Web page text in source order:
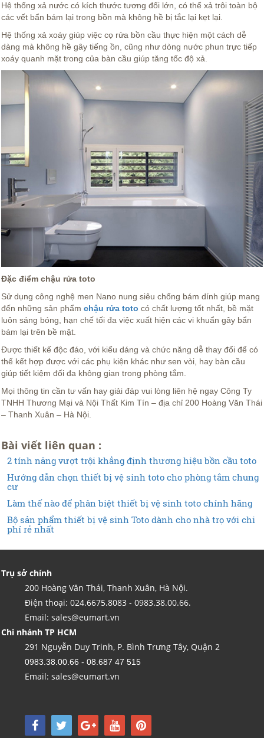
Hệ thống xả nước có kích thước tương đối lớn, có thể xả trôi toàn bộ
các vết bẩn bám lại trong bồn mà không hề bị tắc lại kẹt lại.
Hệ thống xả xoáy giúp việc cọ rửa bồn cầu thực hiện một cách dễ
dàng mà không hề gây tiếng ồn, cũng như dòng nước phun trực tiếp
xoáy quanh mặt trong của bàn cầu giúp tăng tốc độ xả.
Đặc điểm chậu rửa toto
Sử dụng công nghệ men Nano nung siêu chống bám dính giúp mang
đến những sản phẩm chậu rửa toto có chất lượng tốt nhất, bề mặt
luôn sáng bóng, hạn chế tối đa việc xuất hiện các vi khuẩn gây bẩn
bám lại trên bề mặt.
Được thiết kế độc đáo, với kiểu dáng và chức năng dễ thay đổi để có
thể kết hợp được với các phụ kiện khác như sen vòi, hay bàn cầu
giúp tiết kiệm đối đa không gian trong phòng tắm.
Mọi thông tin cần tư vấn hay giải đáp vui lòng liên hệ ngay Công Ty
TNHH Thương Mại và Nội Thất Kim Tín – địa chỉ 200 Hoàng Văn Thái
– Thanh Xuân – Hà Nội.
Bài viết liên quan :
2 tính năng vượt trội khẳng định thương hiệu bồn cầu toto
Hướng dẫn chọn thiết bị vệ sinh toto cho phòng tắm chung
cư
Làm thế nào để phân biệt thiết bị vệ sinh toto chính hãng
Bộ sản phẩm thiết bị vệ sinh Toto dành cho nhà trọ với chi
phí rẻ nhất
Trụ sở chính
200 Hoàng Văn Thái, Thanh Xuân, Hà Nội.
Điện thoại: 024.6675.8083 - 0983.38.00.66.
Email: sales@eumart.vn
Chi nhánh TP HCM
291 Nguyễn Duy Trinh, P. Bình Trưng Tây, Quận 2
0983.38.00.66 - 08.687 47 515
Email: sales@eumart.vn